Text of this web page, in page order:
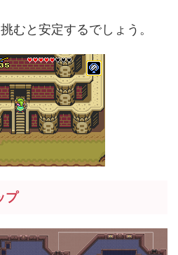
むと安定するでしょう。
プ